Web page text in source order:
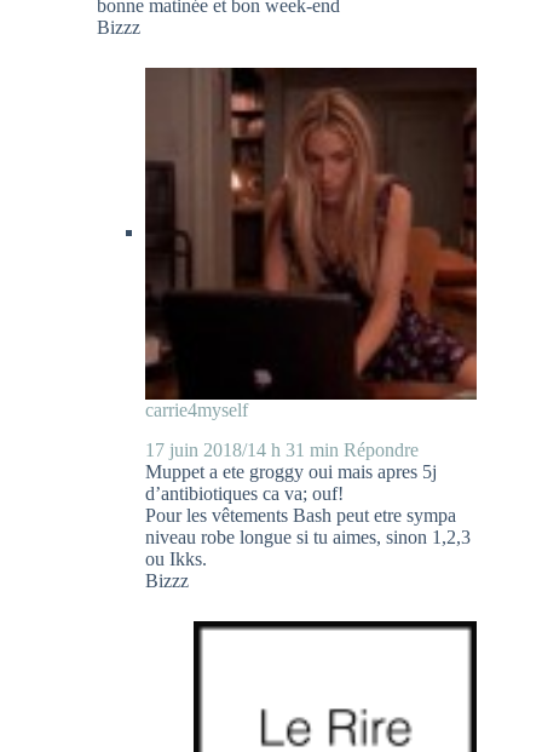
bonne matinée et bon week-end
Bizzz
carrie4myself
17 juin 2018/14 h 31 min Répondre
Muppet a ete groggy oui mais apres 5j
d’antibiotiques ca va; ouf!
Pour les vêtements Bash peut etre sympa
niveau robe longue si tu aimes, sinon 1,2,3
ou Ikks.
Bizzz